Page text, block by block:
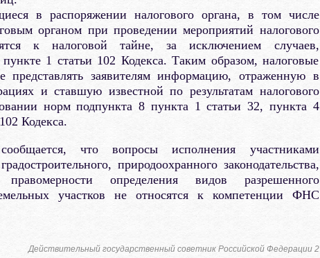
в распоряжении налогового органа, в том числе
органом при проведении мероприятий налогового
к налоговой тайне, за исключением случаев,
1 статьи 102 Кодекса. Таким образом, налоговые
представлять заявителям информацию, отраженную в
и ставшую известной по результатам налогового
норм подпункта 8 пункта 1 статьи 32, пункта 4
Кодекса.
что вопросы исполнения участниками
природоохранного законодательства,
определения видов разрешенного
участков не относятся к компетенции ФНС
Действительный государственный советник Российской Федерации 2